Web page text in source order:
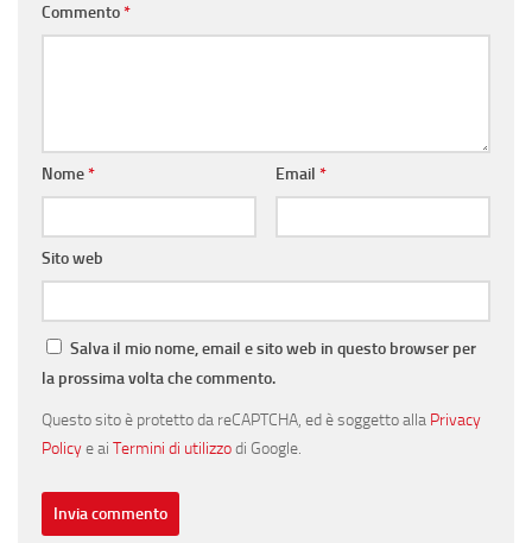
Commento*
Nome* Email *
Sito web
Salva il mio nome, email e sito web in questo browser per
la prossima volta che commento.
Questo sito è protetto da reCAPTCHA, ed è soggetto alla Privacy
Policye ai Termini di utilizzodi Google.